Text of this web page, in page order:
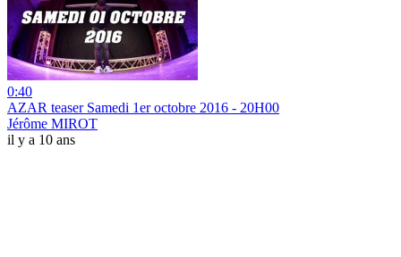
0:40
AZAR teaser Samedi 1er octobre 2016 - 20H00
Jérôme MIROT
il y a 10 ans